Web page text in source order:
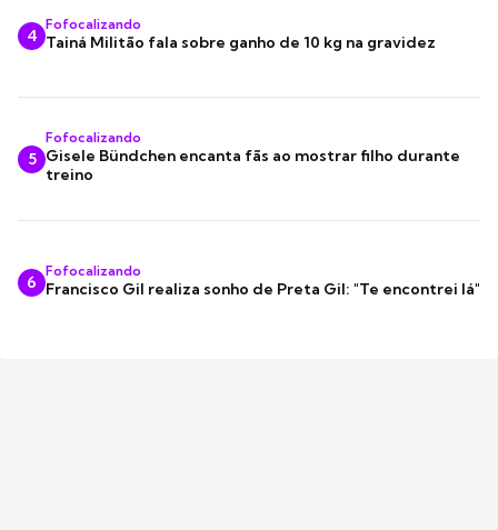
4
Fofocalizando
Tainá Militão fala sobre ganho de 10 kg na gravidez
5
Fofocalizando
Gisele Bündchen encanta fãs ao mostrar filho durante
treino
6
Fofocalizando
Francisco Gil realiza sonho de Preta Gil: "Te encontrei lá"